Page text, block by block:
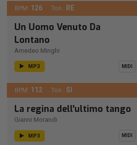
BPM: 126 Ton.: RE
Un Uomo Venuto Da
Lontano
Amedeo Minghi
MP3 MIDI
BPM: 112 Ton.: SI
La regina dell'ultimo tango
Gianni Morandi
MP3 MIDI